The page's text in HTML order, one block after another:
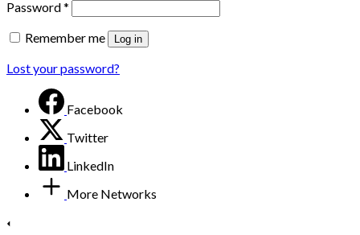
Password*
Remember me
Log in
Lost your password?
Facebook
Twitter
LinkedIn
More Networks